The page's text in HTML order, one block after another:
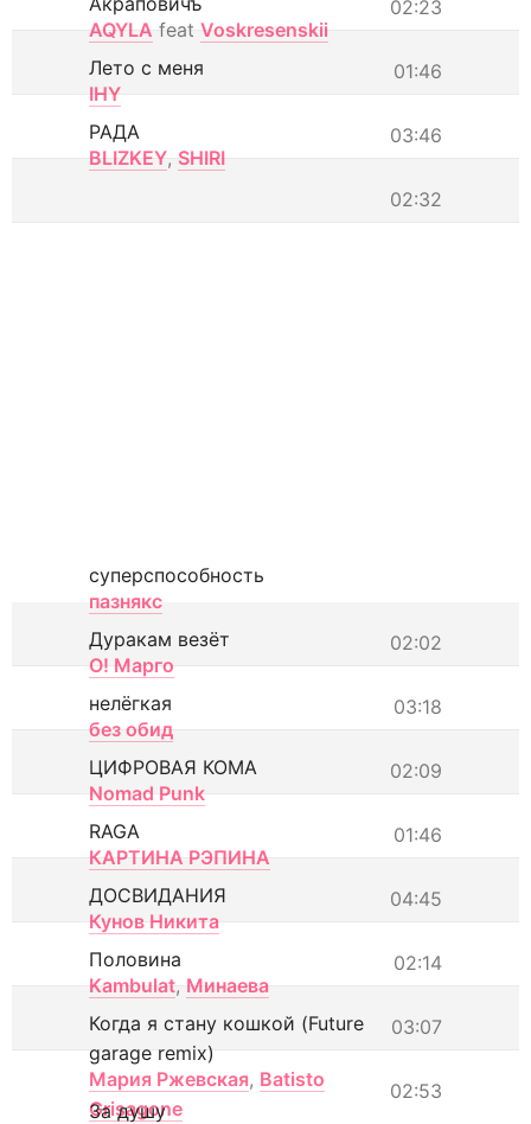
02:23
AQYLA feat Voskresenskii
01:46
Лето с меня
IHY
03:46
РАДА
BLIZKEY, SHIRI
02:32
суперспособность
пазнякс
02:02
Дуракам везёт
О! Марго
03:18
нелёгкая
без обид
02:09
ЦИФРОВАЯ КОМА
Nomad Punk
01:46
RAGA
КАРТИНА РЭПИНА
04:45
ДОСВИДАНИЯ
Кунов Никита
02:14
Половина
Kambulat, Минаева
03:07
Когда я стану кошкой (Future
garage remix)
Мария Ржевская, Batisto
Grisagone
02:53
За душу